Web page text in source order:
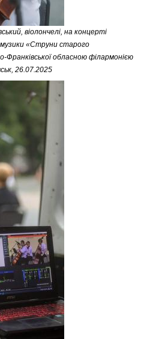
віолончелі, на концерті
«Струни старого
обласною філармонією
26.07.2025